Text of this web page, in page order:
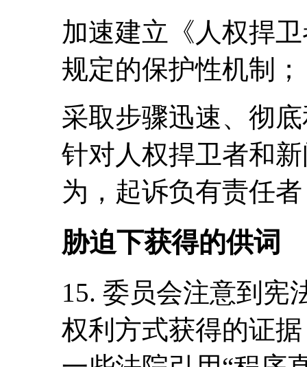
加速建立《人权捍
规定的保护性机制；
采取步骤迅速、彻
针对人权捍卫者和
为，起诉负有责任
胁迫下获得的供词
15. 委员会注意到宪
权利方式获得的证